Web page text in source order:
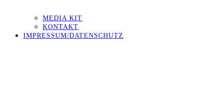
MEDIA KIT
KONTAKT
IMPRESSUM/DATENSCHUTZ